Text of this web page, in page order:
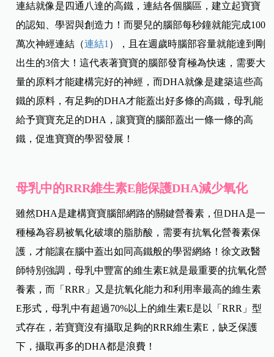
連結就像是四通八達的高鐵，連結各個腦區，建立起寶寶
的認知、學習與創造力！而嬰兒的腦部每秒鐘就能完成100
萬次神經連結（連結1 ），且在週歲時腦部容量就能達到剛
出生的3倍大！這代表著寶寶的腦部發育極為快速，需要大
量的原料才能建構完好的神經，而DHA就像是建築這些高
鐵的原料，有足夠的DHA才能蓋出好多條的高鐵，母乳能
給予寶寶充足的DHA，讓寶寶的腦部蓋出一條一條的高
鐵，促進寶寶的學習發展！
母乳中的RRR維生素E能保護DHA減少氧化
雖然DHA是建構寶寶腦部網路的關鍵營養素，但DHA是一
種極為容易被氧化破壞的脂肪酸，需要有抗氧化營養素保
護，才能讓在腦中蓋出如同高鐵般的學習網絡！徐文政醫
師特別強調，母乳中豐富的維生素E就是最重要的抗氧化營
養素，而「RRR」又是抗氧化能力和利用率最高的維生素
E形式，母乳中有超過70%以上的維生素E是以「RRR」型
式存在，若寶寶沒有攝取足夠的RRR維生素E，缺乏保護
下，攝取再多的DHA都是浪費！